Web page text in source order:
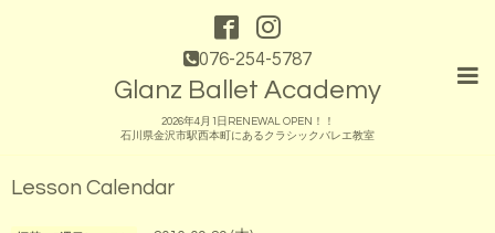
076-254-5787
Glanz Ballet Academy
2026年4月1日RENEWAL OPEN！！
石川県金沢市駅西本町にあるクラシックバレエ教室
Lesson Calendar